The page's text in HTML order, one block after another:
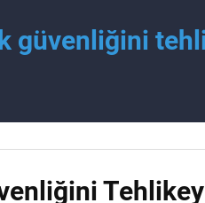
güvenliğini